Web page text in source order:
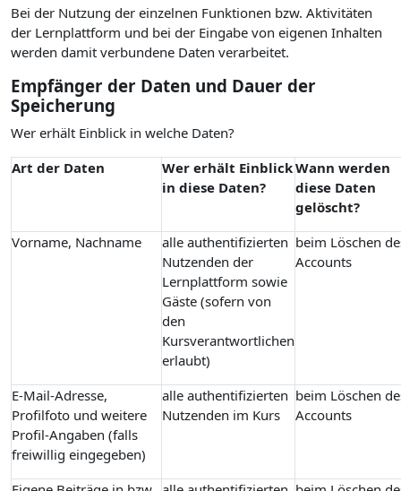
Bei der Nutzung der einzelnen Funktionen bzw. Aktivitäten
der Lernplattform und bei der Eingabe von eigenen Inhalten
werden damit verbundene Daten verarbeitet.
Empfänger der Daten und Dauer der
Speicherung
Wer erhält Einblick in welche Daten?
Art der Daten
Wer erhält Einblick
in diese Daten?
Wann werden
diese Daten
gelöscht?
Vorname, Nachname
alle authentifizierten
Nutzenden der
Lernplattform sowie
Gäste (sofern von
den
Kursverantwortlichen
erlaubt)
beim Löschen
Accounts
E-Mail-Adresse,
Profilfoto und weitere
Profil-Angaben (falls
freiwillig eingegeben)
alle authentifizierten
Nutzenden im Kurs
beim Löschen
Accounts